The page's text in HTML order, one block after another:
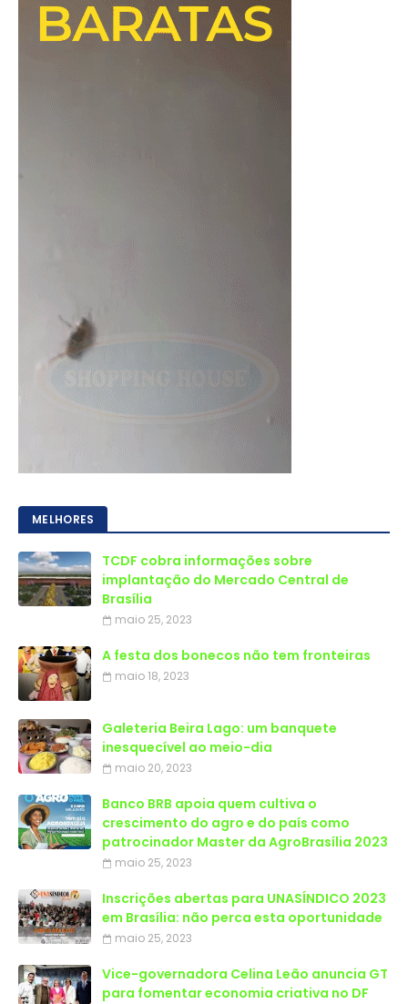
MELHORES
TCDF cobra informações sobre
implantação do Mercado Central de
Brasília
maio 25, 2023
A festa dos bonecos não tem fronteiras
maio 18, 2023
Galeteria Beira Lago: um banquete
inesquecível ao meio-dia
maio 20, 2023
Banco BRB apoia quem cultiva o
crescimento do agro e do país como
patrocinador Master da AgroBrasília 2023
maio 25, 2023
Inscrições abertas para UNASÍNDICO 2023
em Brasília: não perca esta oportunidade
maio 25, 2023
Vice-governadora Celina Leão anuncia GT
para fomentar economia criativa no DF